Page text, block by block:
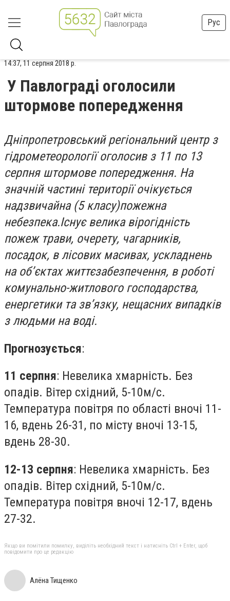
Рус
14:37, 11 серпня 2018 р.
У Павлограді оголосили
штормове попередження
Дніпропетровський регіональний центр з
гідрометеорології оголосив з 11 по 13
серпня штормове попередження. На
значній частині території очікується
надзвичайна (5 класу)пожежна
небезпека.Існує велика вірогідність
пожеж трави, очерету, чагарників,
посадок, в лісових масивах, ускладнень
на об’єктах життєзабезпечення, в роботі
комунально-житлового господарства,
енергетики та зв’язку, нещасних випадків
з людьми на воді.
Прогнозується:
11 серпня: Невелика хмарність. Без
опадів. Вітер східний, 5-10м/с.
Температура повітря по області вночі 11-
16, вдень 26-31, по місту вночі 13-15,
вдень 28-30.
12-13 серпня: Невелика хмарність. Без
опадів. Вітер східний, 5-10м/с.
Температура повітря вночі 12-17, вдень
27-32.
Якщо ви помітили помилку, виділіть необхідний текст і натисніть Ctrl + Enter, щоб
повідомити про це редакцію
Алёна Тищенко